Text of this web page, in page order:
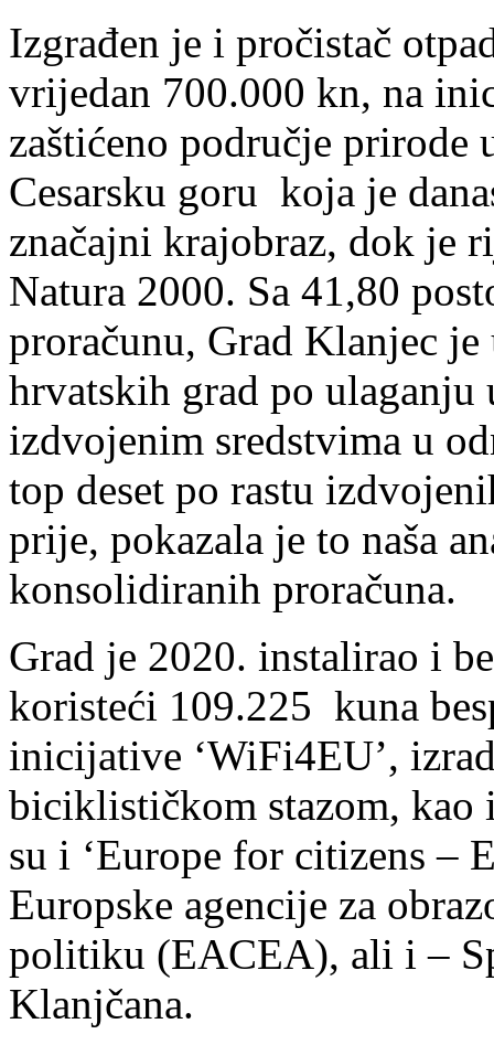
Izgrađen je i pročistač
vrijedan 700.000 kn, na
zaštićeno područje prirode
Cesarsku goru koja je
značajni krajobraz, dok je
Natura 2000. Sa 41,80
proračunu, Grad Klanjec
hrvatskih grad po
izdvojenim sredstvima u
top deset po rastu
prije, pokazala je to naša
konsolidiranih proračuna.
Grad je 2020. instalirao i
koristeći 109.225 kuna
inicijative ‘WiFi4EU’,
biciklističkom stazom, kao
su i ‘Europe for citizens –
Europske agencije za
politiku (EACEA), ali i –
Klanjčana.